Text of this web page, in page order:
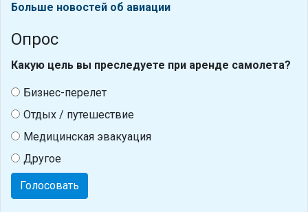
Больше новостей об авиации
Опрос
Какую цель вы преследуете при аренде самолета?
Бизнес-перелет
Отдых / путешествие
Медицинская эвакуация
Другое
Голосовать